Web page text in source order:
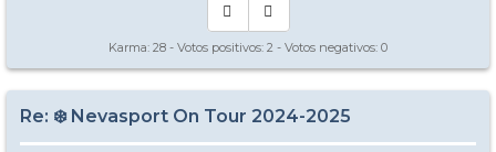
Karma: 28 - Votos positivos: 2 - Votos negativos: 0
Re: ❄️ Nevasport On Tour 2024-2025